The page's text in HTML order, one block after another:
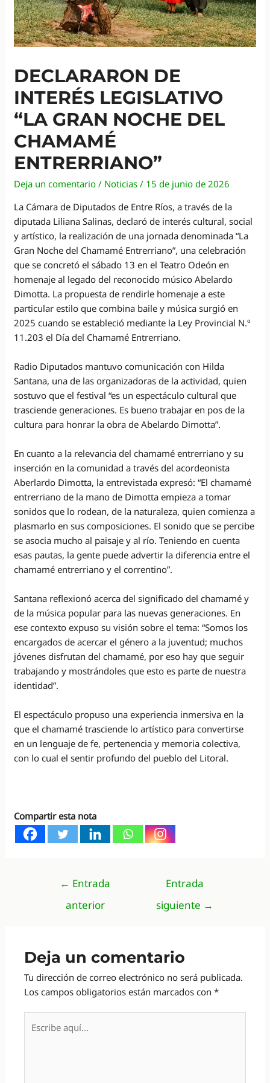
DECLARARON DE
INTERÉS LEGISLATIVO
“LA GRAN NOCHE DEL
CHAMAMÉ
ENTRERRIANO”
Deja un comentario / Noticias / 15 de junio de 2026
La Cámara de Diputados de Entre Ríos, a través de la
diputada Liliana Salinas, declaró de interés cultural, social
y artístico, la realización de una jornada denominada “La
Gran Noche del Chamamé Entrerriano”, una celebración
que se concretó el sábado 13 en el Teatro Odeón en
homenaje al legado del reconocido músico Abelardo
Dimotta. La propuesta de rendirle homenaje a este
particular estilo que combina baile y música surgió en
2025 cuando se estableció mediante la Ley Provincial N.º
11.203 el Día del Chamamé Entrerriano.
Radio Diputados mantuvo comunicación con Hilda
Santana, una de las organizadoras de la actividad, quien
sostuvo que el festival “es un espectáculo cultural que
trasciende generaciones. Es bueno trabajar en pos de la
cultura para honrar la obra de Abelardo Dimotta”.
En cuanto a la relevancia del chamamé entrerriano y su
inserción en la comunidad a través del acordeonista
Aberlardo Dimotta, la entrevistada expresó: “El chamamé
entrerriano de la mano de Dimotta empieza a tomar
sonidos que lo rodean, de la naturaleza, quien comienza a
plasmarlo en sus composiciones. El sonido que se percibe
se asocia mucho al paisaje y al río. Teniendo en cuenta
esas pautas, la gente puede advertir la diferencia entre el
chamamé entrerriano y el correntino”.
Santana reflexionó acerca del significado del chamamé y
de la música popular para las nuevas generaciones. En
ese contexto expuso su visión sobre el tema: “Somos los
encargados de acercar el género a la juventud; muchos
jóvenes disfrutan del chamamé, por eso hay que seguir
trabajando y mostrándoles que esto es parte de nuestra
identidad”.
El espectáculo propuso una experiencia inmersiva en la
que el chamamé trasciende lo artístico para convertirse
en un lenguaje de fe, pertenencia y memoria colectiva,
con lo cual el sentir profundo del pueblo del Litoral.
Compartir esta nota
Navegación
entradas
← Entrada
anterior
Entrada
siguiente →
Deja un comentario
Tu dirección de correo electrónico no será publicada.
Los campos obligatorios están marcados con*
aquí...